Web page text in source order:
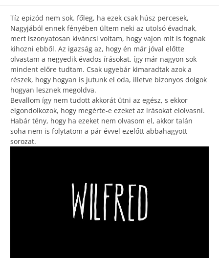
Tíz epizód nem sok. főleg, ha ezek csak húsz percesek,
Nagyjából ennek fényében ültem neki az utolsó évadnak,
mert iszonyatosan kíváncsi voltam, hogy vajon mit is fognak
kihozni ebből. Az igazság az, hogy én már jóval előtte
olvastam a negyedik évados írásokat, így már nagyon sok
mindent előre tudtam. Csak ugyebár kimaradtak azok a
részek, hogy hogyan is jutunk el oda, illetve bizonyos dolgok
hogyan lesznek megoldva.
Bevallom így nem tudott akkorát ütni az egész, s ekkor
elgondolkozok, hogy megérte-e ezeket az írásokat elolvasni.
Habár tény, hogy ha ezeket nem olvasom el, akkor talán
soha nem is folytatom a pár évvel ezelőtt abbahagyott
sorozat.